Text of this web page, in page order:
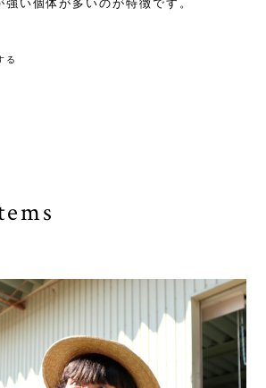
い個体が多いのが特徴です。
る